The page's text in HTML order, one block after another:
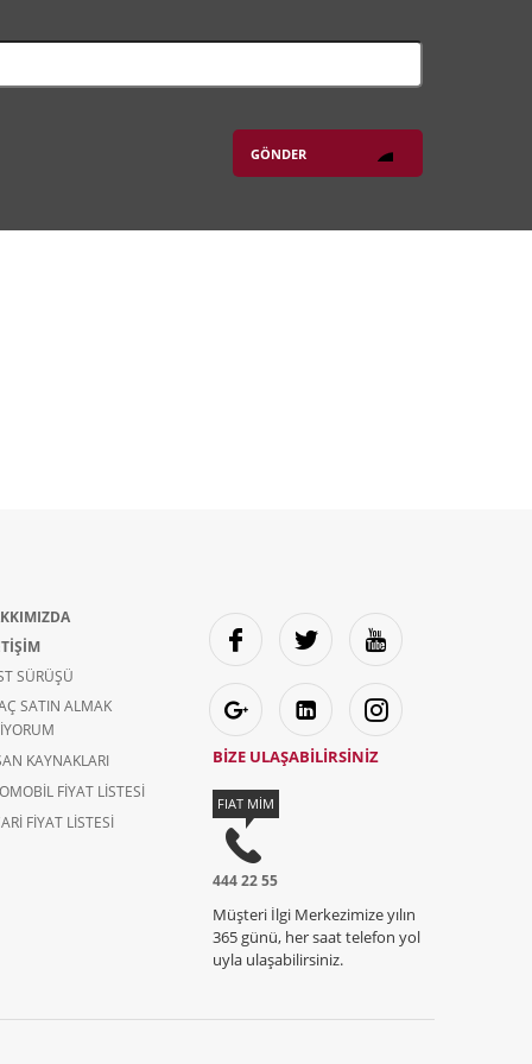
SÜRÜŞÜ
SATIN ALMAK
KAYNAKLARI
FIYAT LISTESI
FIYAT LISTESI
BİZE ULAŞABİLİRSİNİZ
FIAT MİM
444 22 55
Müşteri İlgi Merkezimize yılın
365 günü, her saat telefon yol
uyla ulaşabilirsiniz.